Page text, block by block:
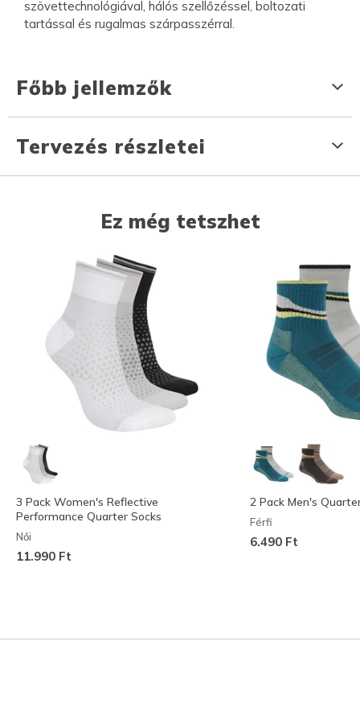
szövettechnológiával, hálós szellőzéssel, boltozati
tartással és rugalmas szárpasszérral.
Főbb jellemzők
Tervezés részletei
Ez még tetszhet
3 Pack Women's Reflective
Performance Quarter Socks
Női
11.990 Ft
2 Pack Men's
Férfi
6.490 Ft